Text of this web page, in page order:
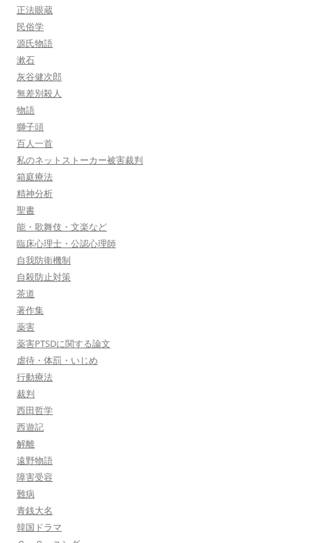
正法眼蔵
民俗学
源氏物語
漱石
灰谷健次郎
無差別殺人
物語
獅子頭
百人一首
私のネットストーカー被害裁判
箱庭療法
精神分析
聖書
能・歌舞伎・文楽など
臨床心理士・公認心理師
自我防衛機制
自殺防止対策
茶道
著作集
薬害
薬害PTSDに関する論文
虐待・体罰・いじめ
行動療法
裁判
西田哲学
西遊記
解離
遠野物語
障害受容
難病
青銭大名
韓国ドラマ